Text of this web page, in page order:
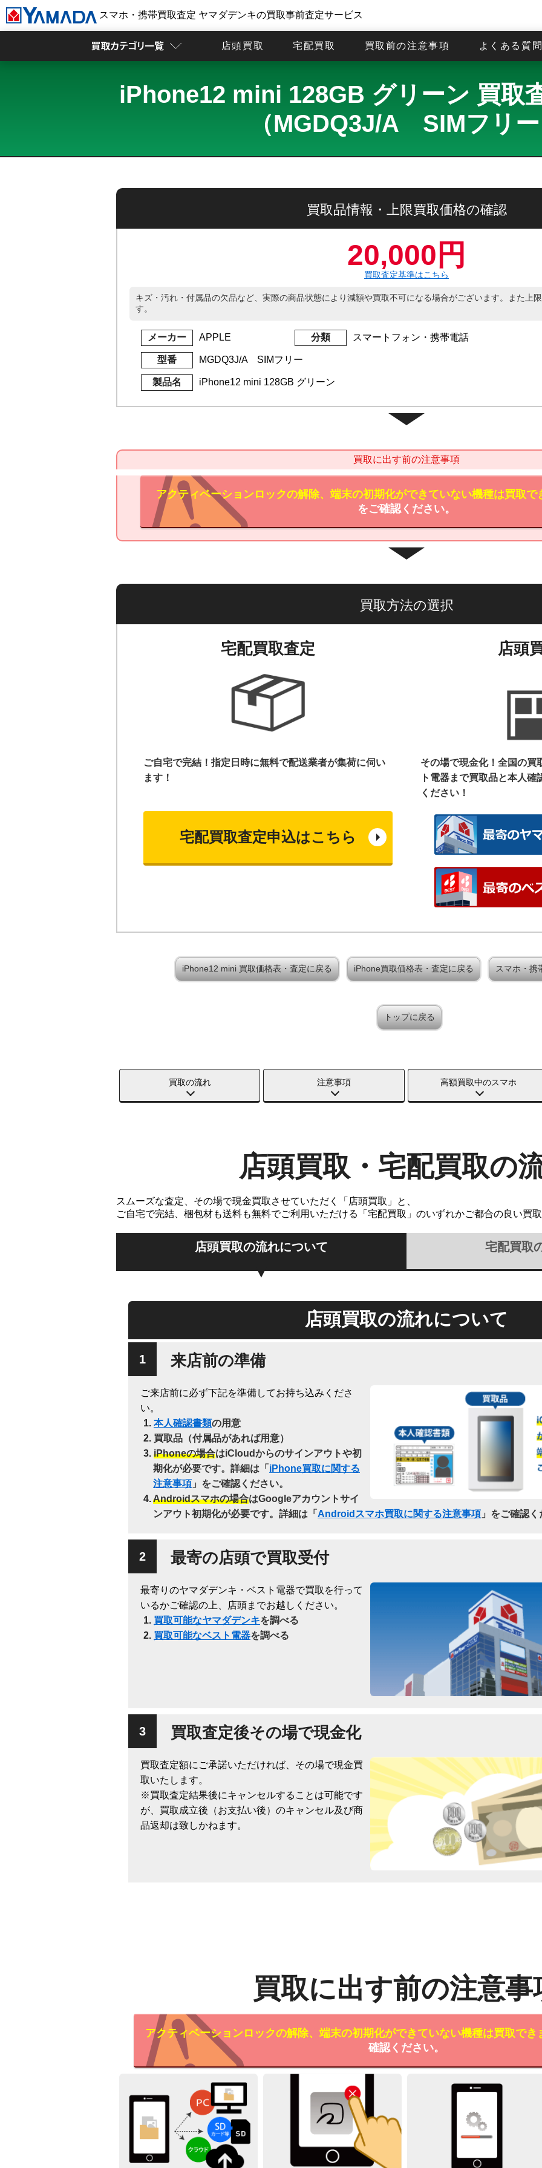
スマホ・携帯買取査定 ヤマダデンキの買取事前査定サービス
店頭買取 宅配買取 買取前の注意事項 よくある質
iPhone12 mini 128GB グリーン 買取
（MGDQ3J/A SIMフリ
買取品情報・上限買取価格の確認
20,000円
買取査定基準はこちら
キズ・汚れ・付属品の欠品など、実際の商品状態により減額や買取不可になる場合がございます。また上
す。
メーカー APPLE 分類 スマートフォン・携帯電話
型番 MGDQ3J/A SIMフリー
製品名 iPhone12 mini 128GB グリーン
買取に出す前の注意事項
アクティベーションロックの解除、端末の初期化ができていない機種は買取で
をご確認ください。
買取方法の選択
宅配買取査定
ご自宅で完結！指定日時に無料で配送業者が集荷に伺い
ます！
宅配買取査定申込はこちら
店頭
その場で現金化！全国の買
ト電器まで買取品と本人確
ください！
iPhone12 mini 買取価格表・査定に戻る iPhone買取価格表・査定に戻る スマホ・携
トップに戻る
買取の流れ 注意事項 高額買取中のスマホ
店頭買取・宅配買取の
スムーズな査定、その場で現金買取させていただく「店頭買取」と、
ご自宅で完結、梱包材も送料も無料でご利用いただける「宅配買取」のいずれかご都合の良い買
店頭買取の流れについて 宅配買取
店頭買取の流れについて
来店前の準備
ご来店前に必ず下記を準備してお持ち込みくださ
い。
本人確認書類の用意
買取品（付属品があれば用意）
iPhoneの場合はiCloudからのサインアウトや初
期化が必要です。詳細は「 iPhone買取に関する
注意事項 」をご確認ください。
Androidスマホの場合はGoogleアカウントサイ
ンアウト初期化が必要です。詳細は「 Androidスマホ買取に関する注意事項 」をご確認
最寄の店頭で買取受付
最寄りのヤマダデンキ・ベスト電器で買取を行って
いるかご確認の上、店頭までお越しください。
買取可能なヤマダデンキを調べる
買取可能なベスト電器を調べる
買取査定後その場で現金化
買取査定額にご承諾いただければ、その場で現金買
取いたします。
※買取査定結果後にキャンセルすることは可能です
が、買取成立後（お支払い後）のキャンセル及び商
品返却は致しかねます。
買取に出す前の注意事
アクティベーションロックの解除、端末の初期化ができていない機種は買取でき
確認ください。